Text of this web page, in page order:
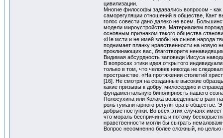
цивилизации.
Многие философы задавались вопросом -
саморегуляции отношений в обществе, Кант
голос совести дано далеко не всем.
модели мироустройства. Материализм
основным признаком такого общества
«Не мсти и не имей злобы на сынов народа
поднимает планку нравственности на новую
проклинающих вас, благотворите
Видимая абсурдность заповеди Иисуса
В вопросах этики идея открытого
только в том, что человек никогда не
пространстве. «На протяжении столетий
[16]. Не смотря на созданные высокие
какие призывы к добру, милосердию и
фундаментальную биполярность нашего
Полосухина или Колака возведенные в ранг
роль гуманитарного регулятора в обществе.
добрые поступки. Во всех этих случаях
что мораль беспричинна и потому
нравственности могли бы сыграть
Вопрос несомненно более сложный, но целью